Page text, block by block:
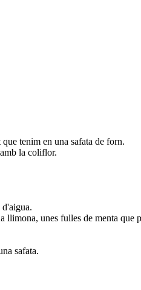
tenim en una safata de forn.
la coliflor.
llimona, unes fulles de menta que
safata.